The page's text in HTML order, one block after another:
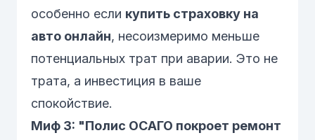
особенно если купить страховку на
авто онлайн, несоизмеримо меньше
потенциальных трат при аварии. Это не
трата, а инвестиция в ваше
спокойствие.
Миф 3: "Полис ОСАГО покроет ремонт